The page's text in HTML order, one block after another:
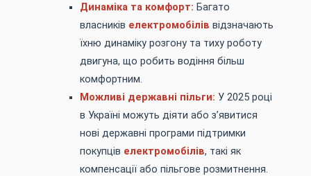
Динаміка та комфорт: Багато
власників електромобілів відзначають
їхню динаміку розгону та тиху роботу
двигуна, що робить водіння більш
комфортним.
Можливі державні пільги: У 2025 році
в Україні можуть діяти або з’явитися
нові державні програми підтримки
покупців електромобілів, такі як
компенсації або пільгове розмитнення.